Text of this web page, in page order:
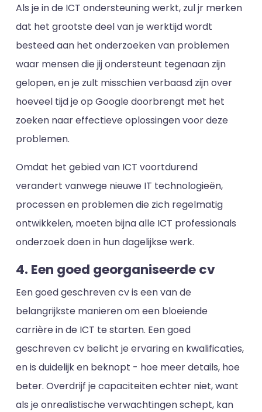
Als je in de ICT ondersteuning werkt, zul jr merken
dat het grootste deel van je werktijd wordt
besteed aan het onderzoeken van problemen
waar mensen die jij ondersteunt tegenaan zijn
gelopen, en je zult misschien verbaasd zijn over
hoeveel tijd je op Google doorbrengt met het
zoeken naar effectieve oplossingen voor deze
problemen.
Omdat het gebied van ICT voortdurend
verandert vanwege nieuwe IT technologieën,
processen en problemen die zich regelmatig
ontwikkelen, moeten bijna alle ICT professionals
onderzoek doen in hun dagelijkse werk.
4. Een goed georganiseerde cv
Een goed geschreven cv is een van de
belangrijkste manieren om een bloeiende
carrière in de ICT te starten. Een goed
geschreven cv belicht je ervaring en kwalificaties,
en is duidelijk en beknopt - hoe meer details, hoe
beter. Overdrijf je capaciteiten echter niet, want
als je onrealistische verwachtingen schept, kan